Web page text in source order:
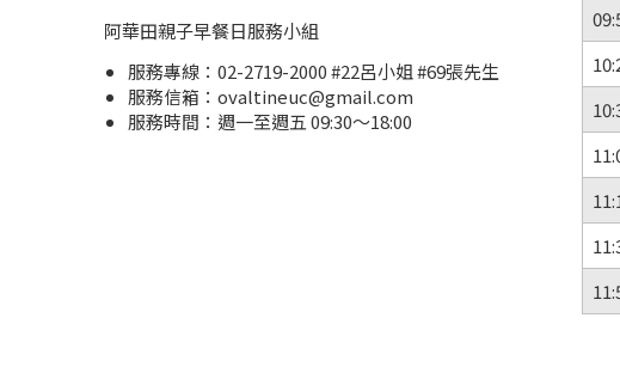
阿華田親子早餐日服務小組
服務專線：02-2719-2000 #22呂小姐 #69張先生
服務信箱： ovaltineuc@gmail.com
服務時間：週一至週五 09:30～18:00